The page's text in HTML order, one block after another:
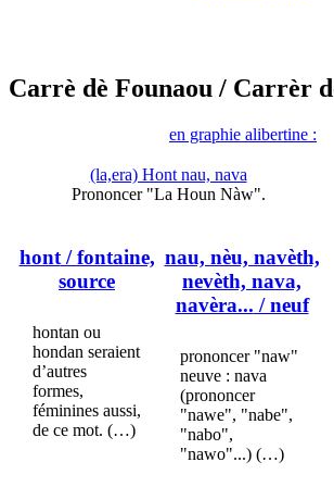
Carrè dè Founaou / Carrèr
en graphie alibertine :
(la,era) Hont nau, nava
Prononcer "La Houn Nàw".
hont/ fontaine,
source
hontan ou
hondan seraient
d’autres
formes,
féminines aussi,
de ce mot. (…)
nau, nèu, navèth,
nevèth, nava,
navèra... / neuf
prononcer "naw"
neuve : nava
(prononcer
"nawe", "nabe",
"nabo",
"nawo"...) (…)